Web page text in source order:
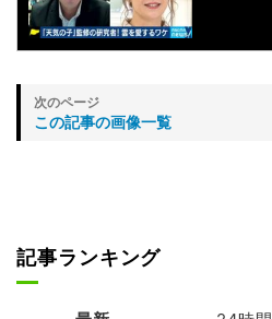
この記事の画像一覧
記事ランキング